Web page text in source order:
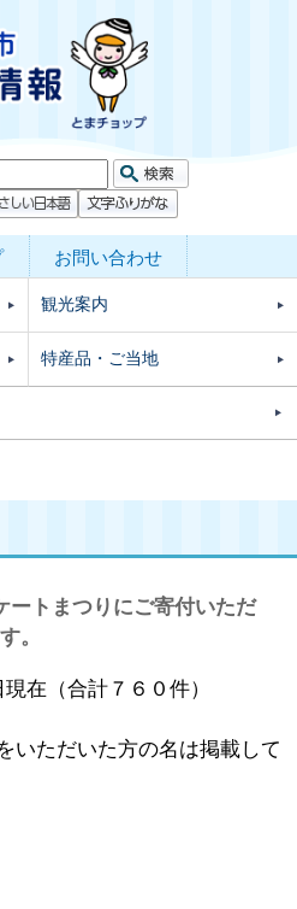
お問い合わせ
観光案内
特産品・ご当地
ートまつりにご寄付いただ
。
（合計７６０件）
ただいた方の名は掲載して